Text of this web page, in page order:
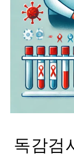
독감검